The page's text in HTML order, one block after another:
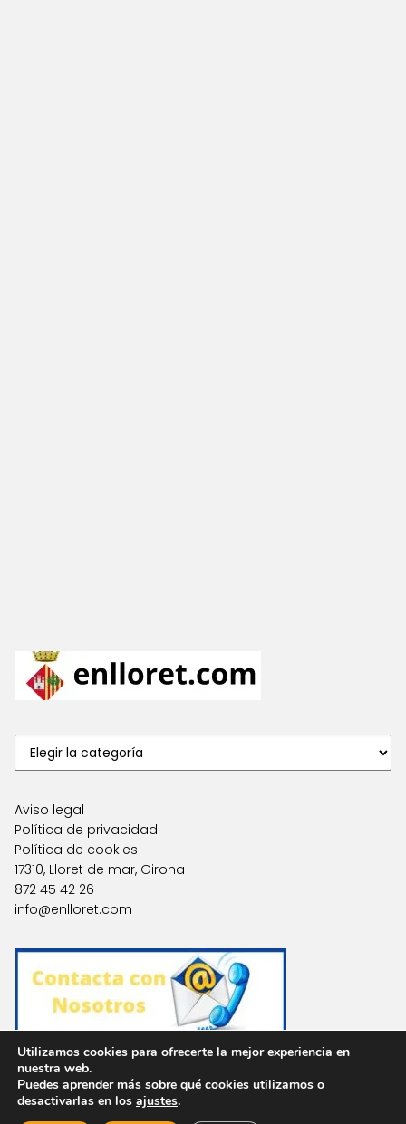
Aviso legal
Política de privacidad
Política de cookies
17310, Lloret de mar, Girona
872 45 42 26
info@enlloret.com
Agencias en Otras Localidades
Utilizamos cookies para ofrecerte la mejor experiencia en
nuestra web.
Puedes aprender más sobre qué cookies utilizamos o
desactivarlas en los ajustes.